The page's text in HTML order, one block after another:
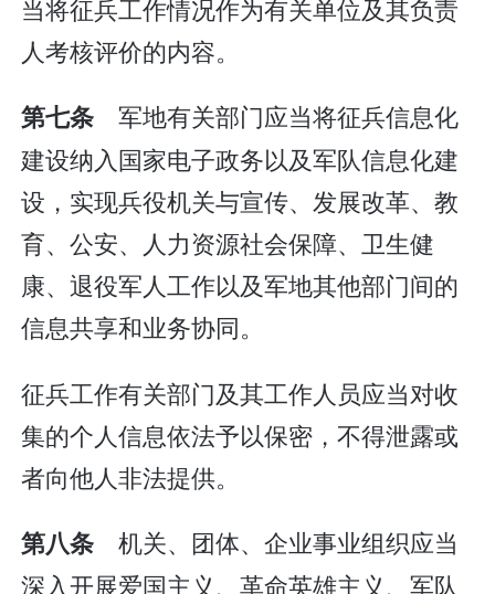
当将征兵工作情况作为有关单位及其负责
人考核评价的内容。
第七条 军地有关部门应当将征兵信息化
建设纳入国家电子政务以及军队信息化建
设，实现兵役机关与宣传、发展改革、教
育、公安、人力资源社会保障、卫生健
康、退役军人工作以及军地其他部门间的
信息共享和业务协同。
征兵工作有关部门及其工作人员应当对收
集的个人信息依法予以保密，不得泄露或
者向他人非法提供。
第八条 机关、团体、企业事业组织应当
深入开展爱国主义、革命英雄主义、军队